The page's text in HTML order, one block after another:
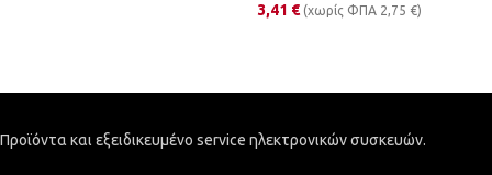
3,41 € (χωρίς ΦΠΑ 2,75 €)
Προϊόντα και εξειδικευμένο service ηλεκτρονικών συσκευών.